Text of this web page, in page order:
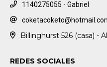
1140275055 - Gabriel
Billinghurst 526 (casa) -
REDES SOCIALES